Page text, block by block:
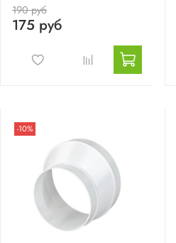
190 руб
175 руб
-10%